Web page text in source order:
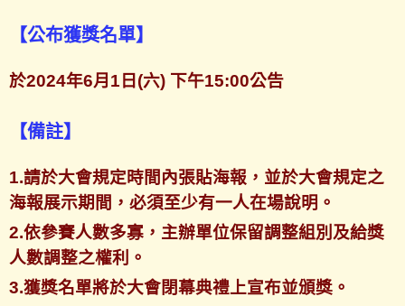
【公布獲獎名單】
於2024年6月1日(六) 下午15:00公告
【備註】
1.請於大會規定時間內張貼海報，並於大會規定之
海報展示期間，必須至少有一人在場說明。
2.依參賽人數多寡，主辦單位保留調整組別及給獎
人數調整之權利。
3.獲獎名單將於大會閉幕典禮上宣布並頒獎。